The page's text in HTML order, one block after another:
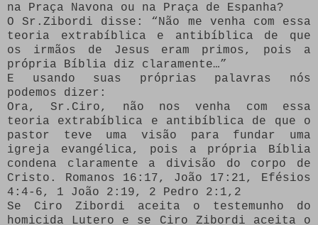
na Praça Navona ou na Praça de Espanha?
O Sr.Zibordi disse: “Não me venha com essa
teoria extrabíblica e antibíblica de que
os irmãos de Jesus eram primos, pois a
própria Bíblia diz claramente…”
E usando suas próprias palavras nós
podemos dizer:
Ora, Sr.Ciro, não nos venha com essa
teoria extrabíblica e antibíblica de que o
pastor teve uma visão para fundar uma
igreja evangélica, pois a própria Bíblia
condena claramente a divisão do corpo de
Cristo. Romanos 16:17, João 17:21, Efésios
4:4-6, 1 João 2:19, 2 Pedro 2:1,2
Se Ciro Zibordi aceita o testemunho do
homicida Lutero e se Ciro Zibordi aceita o